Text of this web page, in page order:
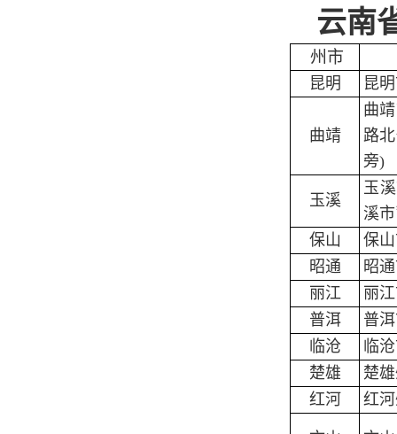
云南
州市
昆明 昆
曲靖
曲
路
旁)
玉溪
玉
溪
保山
保
昭通
昭
丽江
丽
普洱
普
临沧
临
楚雄
楚
红河
红